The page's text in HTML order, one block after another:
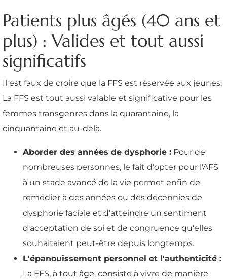
Patients plus âgés (40 ans et
plus) : Valides et tout aussi
significatifs
Il est faux de croire que la FFS est réservée aux jeunes.
La FFS est tout aussi valable et significative pour les
femmes transgenres dans la quarantaine, la
cinquantaine et au-delà.
Aborder des années de dysphorie : Pour de
nombreuses personnes, le fait d'opter pour l'AFS
à un stade avancé de la vie permet enfin de
remédier à des années ou des décennies de
dysphorie faciale et d'atteindre un sentiment
d'acceptation de soi et de congruence qu'elles
souhaitaient peut-être depuis longtemps.
L'épanouissement personnel et l'authenticité :
La FFS, à tout âge, consiste à vivre de manière